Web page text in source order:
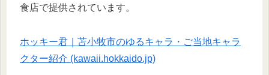
食店で提供されています。
ホッキー君｜苫小牧市のゆるキャラ・ご当地キャラ
クター紹介 (kawaii.hokkaido.jp)